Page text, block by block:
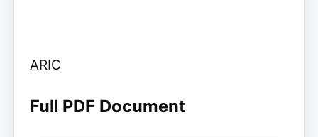
ARIC
Full PDF Document